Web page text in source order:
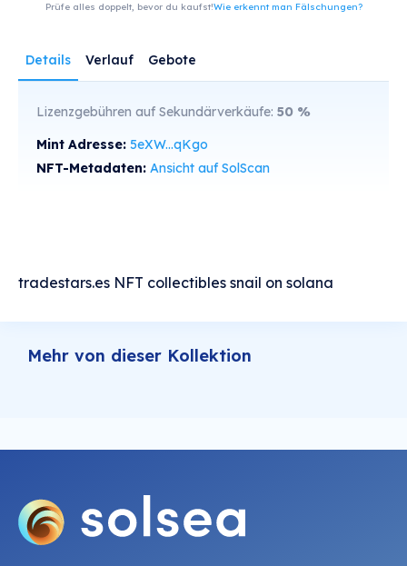
Prüfe alles doppelt, bevor du kaufst!Wie erkennt man Fälschungen?
Details Verlauf Gebote
Lizenzgebühren auf Sekundärverkäufe: 50 %
Mint Adresse: 5eXW...qKgo
NFT-Metadaten: Ansicht auf SolScan
tradestars.es NFT collectibles snail on solana
Mehr von dieser Kollektion